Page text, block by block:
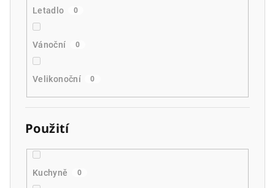
Letadlo 0
Vánoční 0
Velikonoční 0
Použití
Kuchyně 0